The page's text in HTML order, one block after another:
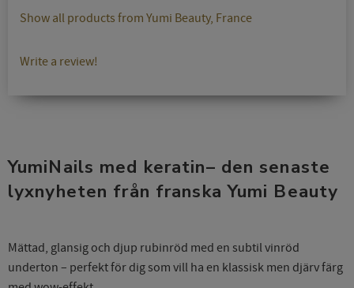
Show all products from Yumi Beauty, France
Write a review!
YumiNails med keratin– den senaste
lyxnyheten från franska Yumi Beauty
Mättad, glansig och djup rubinröd med en subtil vinröd
underton – perfekt för dig som vill ha en klassisk men djärv färg